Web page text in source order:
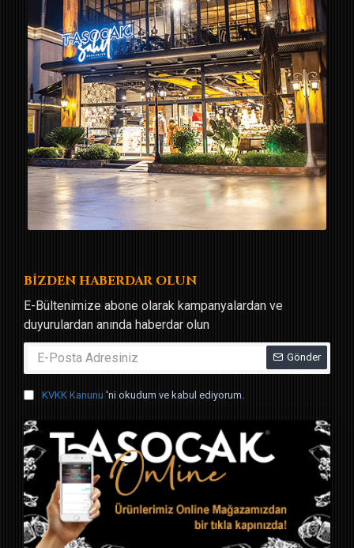
BİZDEN HABERDAR OLUN
E-Bültenimize abone olarak kampanyalardan ve
duyurulardan anında haberdar olun
Gönder
KVKK Kanunu 'ni okudum ve kabul ediyorum.